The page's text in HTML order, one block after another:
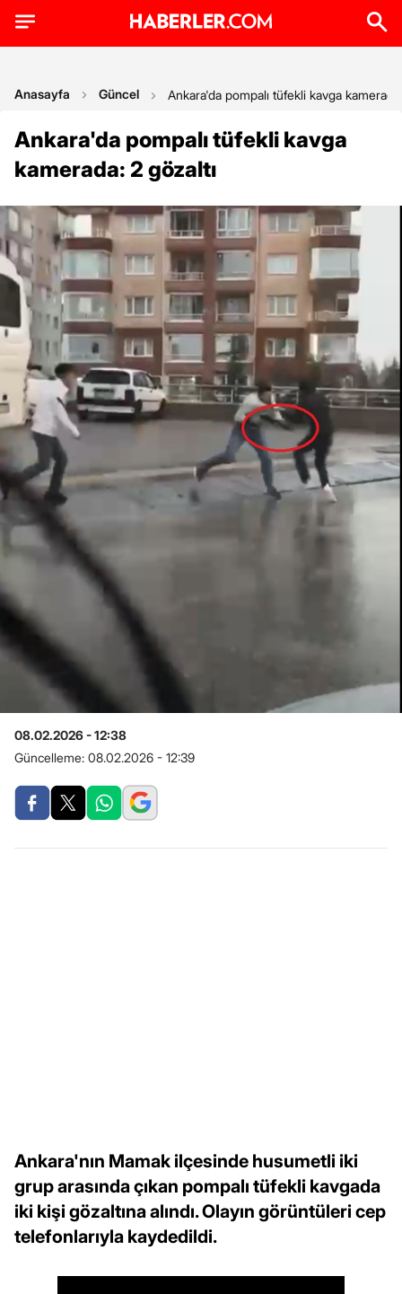
Anasayfa Güncel Ankara'da pompalı tüfekli kavga
Ankara'da pompalı tüfekli kavga
kamerada: 2 gözaltı
08.02.2026 - 12:38
Güncelleme: 08.02.2026 - 12:39
Ankara'nın Mamak ilçesinde husumetli iki
grup arasında çıkan pompalı tüfekli kavgada
iki kişi gözaltına alındı. Olayın görüntüleri cep
telefonlarıyla kaydedildi.